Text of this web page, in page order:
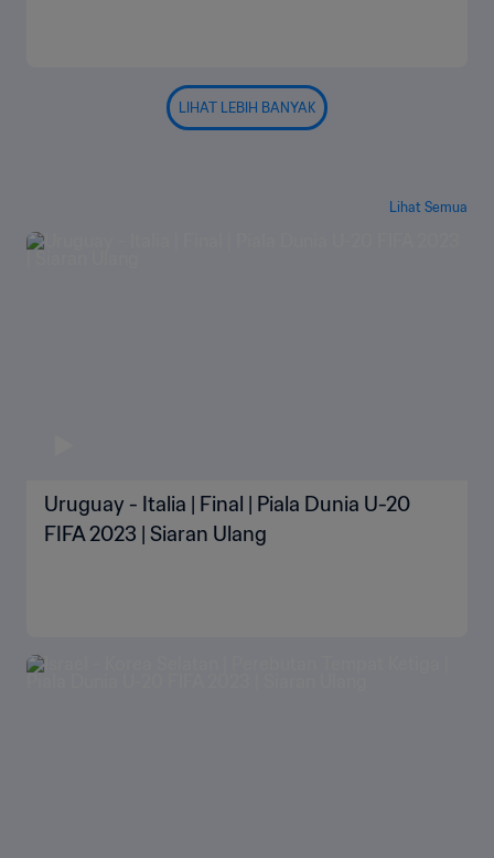
LIHAT LEBIH BANYAK
Lihat Semua
Uruguay - Italia | Final | Piala Dunia U-20
FIFA 2023 | Siaran Ulang